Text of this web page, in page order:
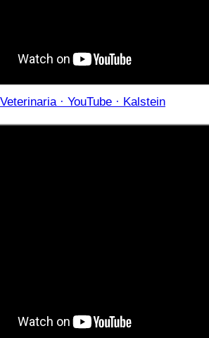
· YouTube · Kalstein